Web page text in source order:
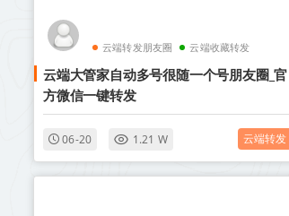
云端转发朋友圈 云端收藏转发
云端大管家自动多号很随一个号朋友圈_官
方微信一键转发
06-20 1.21 W 云端转发